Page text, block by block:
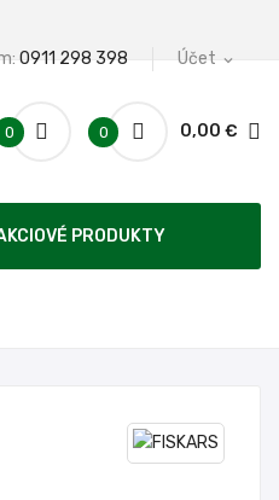
Účet expand_more
0911 298 398
0 0,00 €
0
PRODUKTY